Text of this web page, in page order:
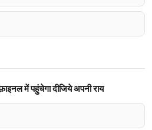
में पहुंचेगा दीजिये अपनी राय